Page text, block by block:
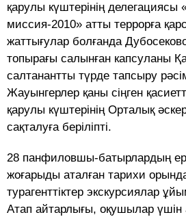
қарулы күштерінің делегациясы
миссия-2010» атты террорға
жаттығулар болғанда Дубосеково
топырағы салынған капсуланы
салтанантты түрде тапсыру
Жауынгерлер қаны сіңген
қарулы күштерінің Орталық
сақталуға беріліпті.
28 панфиловшы-батырлардың
жоғарыды аталған тарихи
турагенттіктер экскурсиялар
Атап айтарлығы, оқушылар үшін